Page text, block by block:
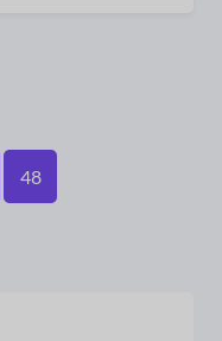
48